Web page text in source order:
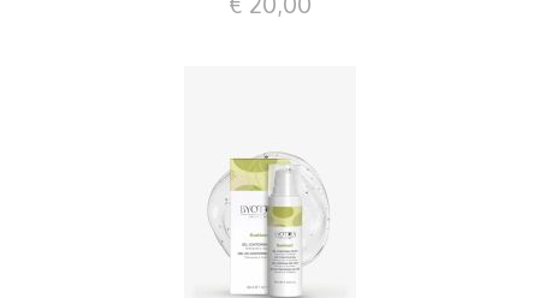
DETTAGLI